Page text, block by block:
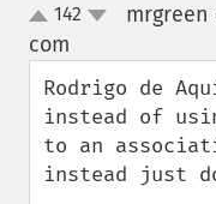
up142
com
Rodrigo de
instead of
to an
instead just